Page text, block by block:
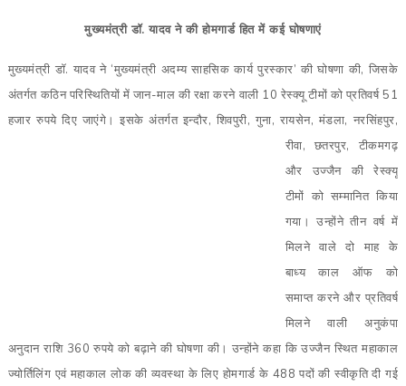
मुख्यमंत्री डॉ. यादव ने की होमगार्ड हित में कई घोषणाएं
मुख्यमंत्री डॉ. यादव ने ‘मुख्यमंत्री अदम्य साहसिक कार्य पुरस्कार’ की घोषणा की, जिसके
अंतर्गत कठिन परिस्थितियों में जान-माल की रक्षा करने वाली 10 रेस्क्यू टीमों को प्रतिवर्ष 51
हजार रुपये दिए जाएंगे। इसके अंतर्गत इन्दौर, शिवपुरी, गुना, रायसेन, मंडला, नरसिंहपुर,
रीवा, छतरपुर, टीकमगढ़
और उज्जैन की रेस्क्यू
टीमों को सम्मानित किया
गया। उन्होंने तीन वर्ष में
मिलने वाले दो माह के
बाध्य काल ऑफ को
समाप्त करने और प्रतिवर्ष
मिलने वाली अनुकंपा
अनुदान राशि 360 रुपये को बढ़ाने की घोषणा की। उन्होंने कहा कि उज्जैन स्थित महाकाल
ज्योर्तिलिंग एवं महाकाल लोक की व्यवस्था के लिए होमगार्ड के 488 पदों की स्वीकृति दी गई